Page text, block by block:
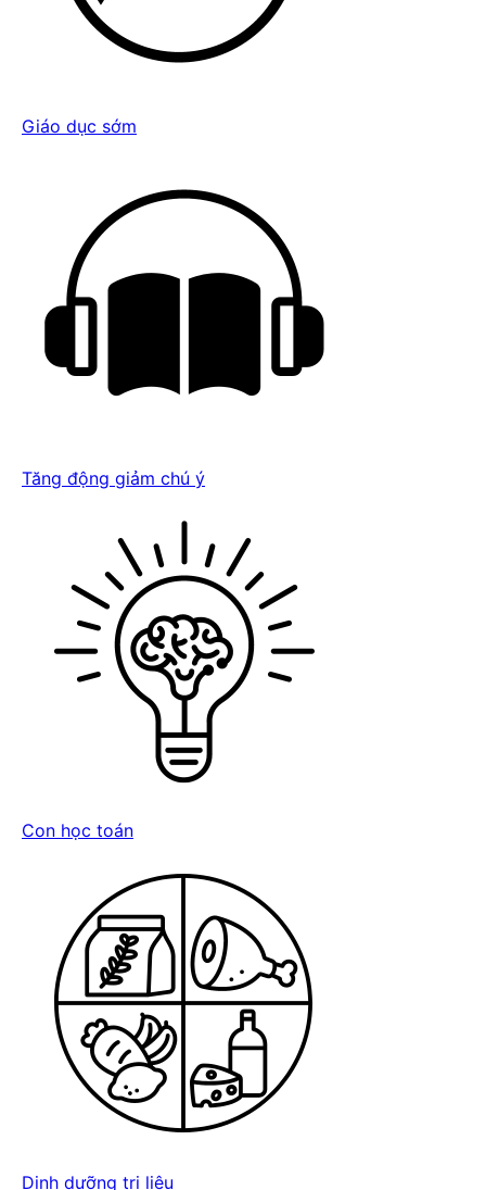
Giáo dục sớm
Tăng động giảm chú ý
Con học toán
Dinh dưỡng trị liệu